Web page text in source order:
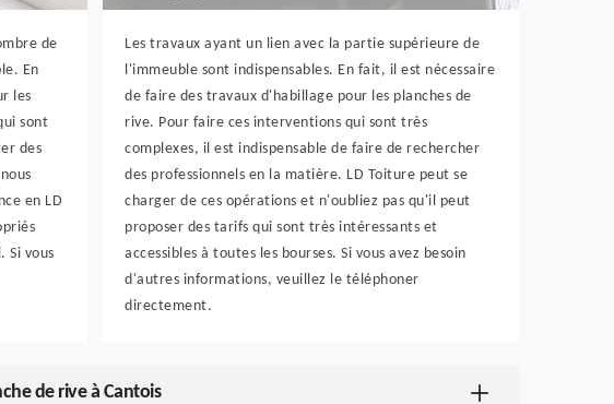
de
En
les
sont
des
en LD
Si vous
Les travaux ayant un lien avec la partie supérieure de
l'immeuble sont indispensables. En fait, il est nécessaire
de faire des travaux d'habillage pour les planches de
rive. Pour faire ces interventions qui sont très
complexes, il est indispensable de faire de rechercher
des professionnels en la matière. LD Toiture peut se
charger de ces opérations et n'oubliez pas qu'il peut
proposer des tarifs qui sont très intéressants et
accessibles à toutes les bourses. Si vous avez besoin
d'autres informations, veuillez le téléphoner
directement.
de rive à Cantois